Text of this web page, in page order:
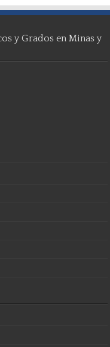
y Grados en Minas y